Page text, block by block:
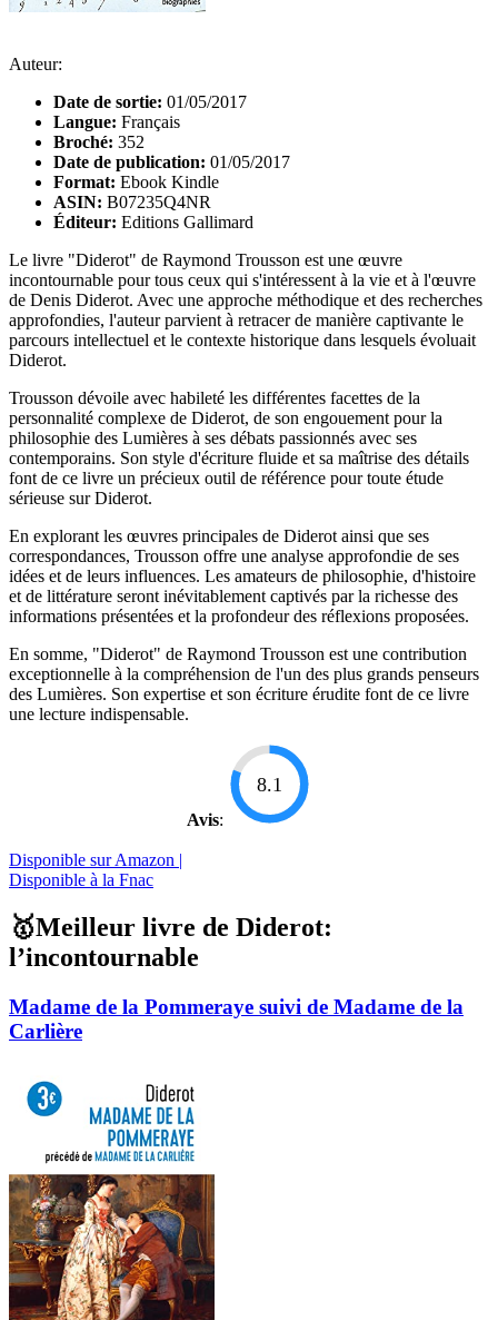
Auteur:
Date de sortie: 01/05/2017
Langue: Français
Broché: 352
Date de publication: 01/05/2017
Format: Ebook Kindle
ASIN: B07235Q4NR
Éditeur: Editions Gallimard
Le livre "Diderot" de Raymond Trousson est une œuvre
incontournable pour tous ceux qui s'intéressent à la vie et à l'œuvre
de Denis Diderot. Avec une approche méthodique et des recherches
approfondies, l'auteur parvient à retracer de manière captivante le
parcours intellectuel et le contexte historique dans lesquels évoluait
Diderot.
Trousson dévoile avec habileté les différentes facettes de la
personnalité complexe de Diderot, de son engouement pour la
philosophie des Lumières à ses débats passionnés avec ses
contemporains. Son style d'écriture fluide et sa maîtrise des détails
font de ce livre un précieux outil de référence pour toute étude
sérieuse sur Diderot.
En explorant les œuvres principales de Diderot ainsi que ses
correspondances, Trousson offre une analyse approfondie de ses
idées et de leurs influences. Les amateurs de philosophie, d'histoire
et de littérature seront inévitablement captivés par la richesse des
informations présentées et la profondeur des réflexions proposées.
En somme, "Diderot" de Raymond Trousson est une contribution
exceptionnelle à la compréhension de l'un des plus grands penseurs
des Lumières. Son expertise et son écriture érudite font de ce livre
une lecture indispensable.
Avis:
8.1
Disponible sur Amazon |
Disponible à la Fnac
🥇Meilleur livre de Diderot:
l’incontournable
Madame de la Pommeraye suivi de Madame de la
Carlière